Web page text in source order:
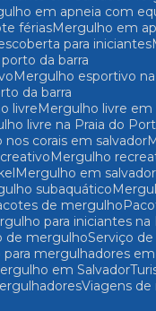
em apneia com
férias
Mergulho em
para iniciantes
da barra
Mergulho esportivo
da barra
livre
Mergulho livre
livre na Praia do
nos corais em salvador
Mergulho
Mergulho em salvador
subaquático
de mergulho
para iniciantes
de mergulho Serviço
para mergulhadores
em Salvador
Viagens